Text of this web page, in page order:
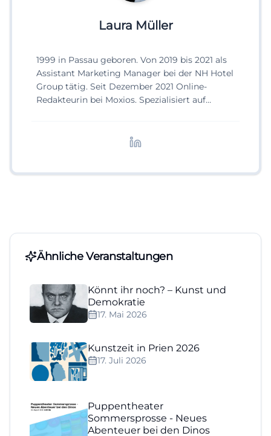
Laura Müller
1999 in Passau geboren. Von 2019 bis 2021 als
Assistant Marketing Manager bei der NH Hotel
Group tätig. Seit Dezember 2021 Online-
Redakteurin bei Moxios. Spezialisiert auf
Ähnliche Veranstaltungen
Könnt ihr noch? – Kunst und
Demokratie
17. Mai 2026
Kunstzeit in Prien 2026
17. Juli 2026
Puppentheater
Sommersprosse - Neues
Abenteuer bei den Dinos